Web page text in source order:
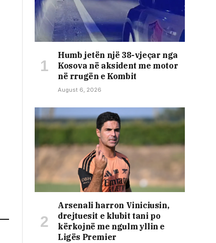
Humb jetën një 38-vjeçar nga
Kosova në aksident me motor
në rrugën e Kombit
August 6, 2026
Arsenali harron Viniciusin,
drejtuesit e klubit tani po
kërkojnë me ngulm yllin e
Ligës Premier